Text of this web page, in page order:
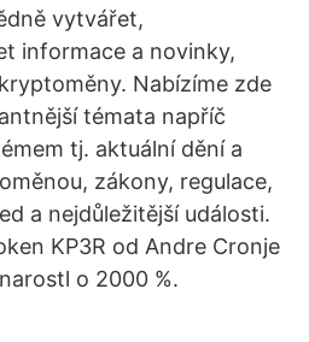
vytvářet,
informace a novinky,
Nabízíme zde
témata napříč
tj. aktuální dění a
zákony, regulace,
a nejdůležitější události.
KP3R od Andre Cronje
o 2000 %.